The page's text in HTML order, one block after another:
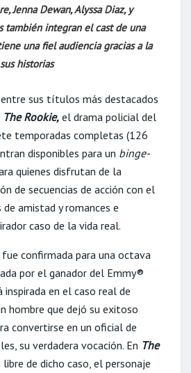
Jenna Dewan, Alyssa Diaz, y
también integran el cast de una
una fiel audiencia gracias a la
historias
entre sus títulos más destacados
The Rookie, el drama policial del
temporadas completas (126
disponibles para un binge-
quienes disfrutan de la
de secuencias de acción con el
amistad y romances e
caso de la vida real.
fue confirmada para una octava
por el ganador del Emmy®
en el caso real de
hombre que dejó su exitoso
convertirse en un oficial de
su verdadera vocación. En The
de dicho caso, el personaje